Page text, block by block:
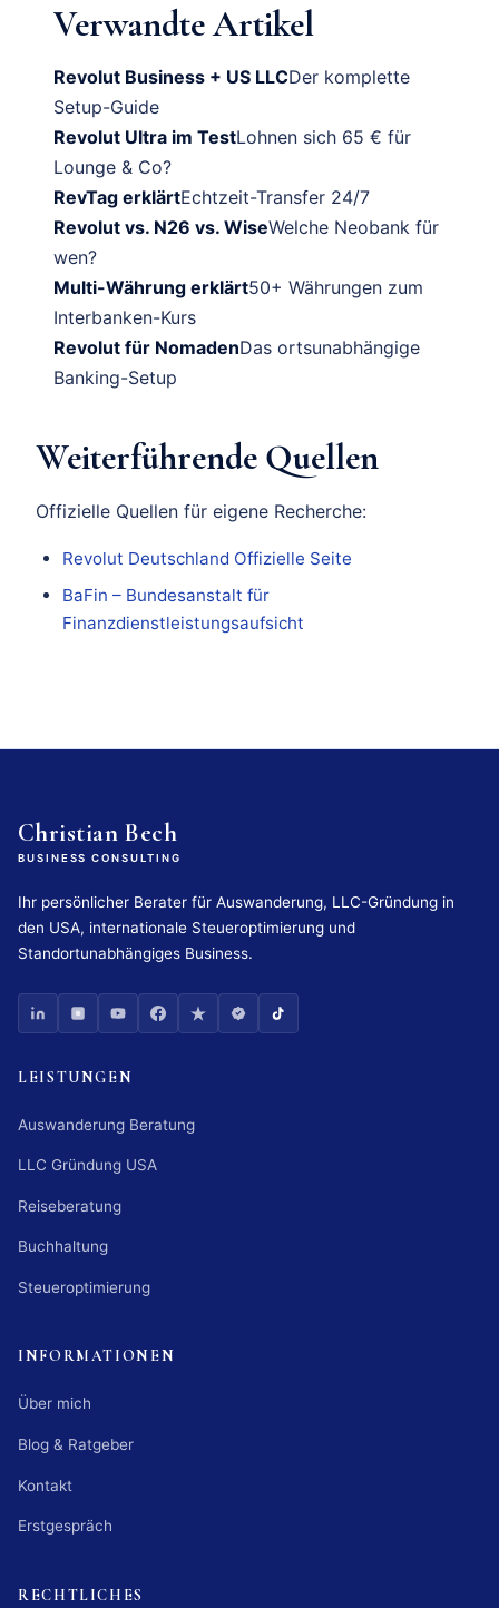
Verwandte Artikel
Revolut Business + US LLCDer komplette
Setup-Guide
Revolut Ultra im TestLohnen sich 65 € für
Lounge & Co?
RevTag erklärtEchtzeit-Transfer 24/7
Revolut vs. N26 vs. WiseWelche Neobank für
wen?
Multi-Währung erklärt50+ Währungen zum
Interbanken-Kurs
Revolut für NomadenDas ortsunabhängige
Banking-Setup
Weiterführende Quellen
Offizielle Quellen für eigene Recherche:
Revolut Deutschland Offizielle Seite
BaFin – Bundesanstalt für
Finanzdienstleistungsaufsicht
Christian Bech
BUSINESS CONSULTING
Ihr persönlicher Berater für Auswanderung, LLC-Gründung in
den USA, internationale Steueroptimierung und
Standortunabhängiges Business.
LEISTUNGEN
Auswanderung Beratung
LLC Gründung USA
Reiseberatung
Buchhaltung
Steueroptimierung
INFORMATIONEN
Über mich
Blog & Ratgeber
Kontakt
Erstgespräch
RECHTLICHES